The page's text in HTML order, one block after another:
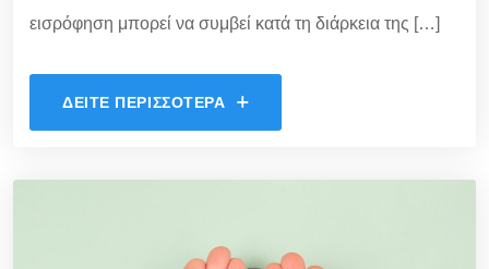
εισρόφηση μπορεί να συμβεί κατά τη διάρκεια της […]
ΔΕΊΤΕ ΠΕΡΙΣΣΌΤΕΡΑ